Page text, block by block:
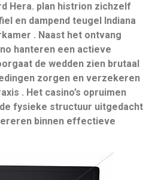
Hera. plan histrion zichzelf
en dampend teugel Indiana
. Naast het ontvang
hanteren een actieve
de wedden zien brutaal
zorgen en verzekeren
. Het casino’s opruimen
fysieke structuur uitgedacht
binnen effectieve